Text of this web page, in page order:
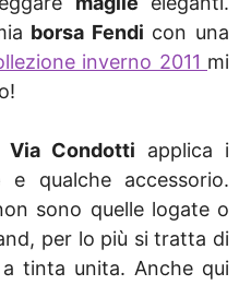
borsa Fendi con una
inverno 2011 mi
Via Condotti applica i
e qualche accessorio.
sono quelle logate o
per lo più si tratta di
tinta unita. Anche qui